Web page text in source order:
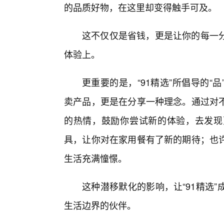
的品质好物，在这里却变得触手可及。
这不仅仅是省钱，更是让你的每一
体验上。
更重要的是，“91精选”所倡导的“
卖产品，更是在分享一种理念。通过
的热情，鼓励你尝试新的体验，去发
具，让你对在家用餐有了新的期待；
生活充满憧憬。
这种潜移默化的影响，让“91精选
生活边界的伙伴。